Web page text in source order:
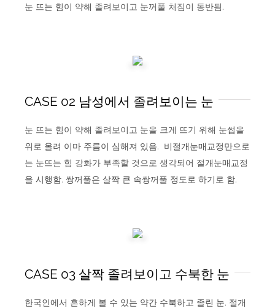
눈 뜨는 힘이 약해 졸려보이고 눈꺼풀 처짐이 동반됨.
CASE 02 남성에서 졸려보이는 눈
눈 뜨는 힘이 약해 졸려보이고 눈을 크게 뜨기 위해 눈썹을
위로 올려 이마 주름이 심해져 있음. 비절개눈매교정만으로
는 눈뜨는 힘 강화가 부족할 것으로 생각되어 절개눈매교정
을 시행함. 쌍꺼풀은 살짝 큰 속쌍꺼풀 정도로 하기로 함.
CASE 03 살짝 졸려보이고 수북한 눈
한국인에서 흔하게 볼 수 있는 약간 수북하고 졸린 눈. 절개